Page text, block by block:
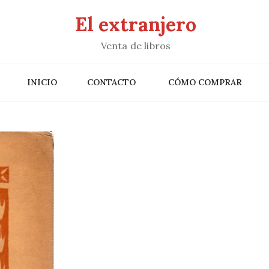
El extranjero
Venta de libros
INICIO CONTACTO CÓMO COMPRAR